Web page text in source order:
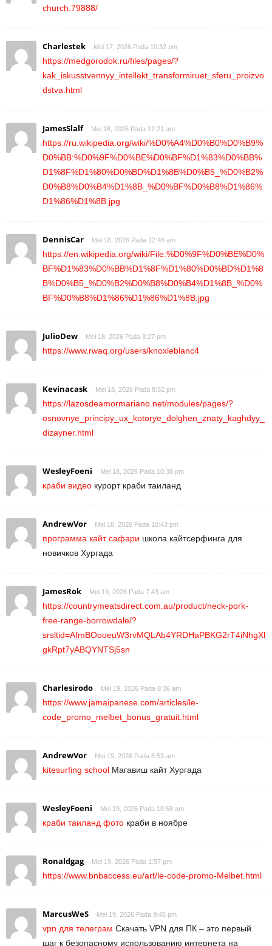
church.79888/
Charlestek Mei 17, 2026 Pada 10:32 pm
https://medgorodok.ru/files/pages/?
kak_iskusstvennyy_intellekt_transformiruet_sferu_proizvo
dstva.html
JamesSlalf Mei 18, 2026 Pada 12:21 am
https://ru.wikipedia.org/wiki/%D0%A4%D0%B0%D0%B9%
D0%BB:%D0%9F%D0%BE%D0%BF%D1%83%D0%BB%
D1%8F%D1%80%D0%BD%D1%8B%D0%B5_%D0%B2%
D0%B8%D0%B4%D1%8B_%D0%BF%D0%B8%D1%86%
D1%86%D1%8B.jpg
DennisCar Mei 18, 2026 Pada 12:46 am
https://en.wikipedia.org/wiki/File:%D0%9F%D0%BE%D0%
BF%D1%83%D0%BB%D1%8F%D1%80%D0%BD%D1%8
B%D0%B5_%D0%B2%D0%B8%D0%B4%D1%8B_%D0%
BF%D0%B8%D1%86%D1%86%D1%8B.jpg
JulioDew Mei 18, 2026 Pada 8:27 pm
https://www.rwaq.org/users/knoxleblanc4
Kevinacask Mei 18, 2026 Pada 8:32 pm
https://lazosdeamormariano.net/modules/pages/?
osnovnye_principy_ux_kotorye_dolghen_znaty_kaghdyy_
dizayner.html
WesleyFoeni Mei 18, 2026 Pada 10:38 pm
краби видео курорт краби таиланд
AndrewVor Mei 18, 2026 Pada 10:43 pm
программа кайт сафари школа кайтсерфинга для
новичков Хургада
JamesRok Mei 19, 2026 Pada 7:43 am
https://countrymeatsdirect.com.au/product/neck-pork-
free-range-borrowdale/?
srsltid=AfmBOooeuW3rvMQLAb4YRDHaPBKG2rT4iNhgXl
gkRpt7yABQYNTSj5sn
Charlesirodo Mei 19, 2026 Pada 8:36 am
https://www.jamaipanese.com/articles/le-
code_promo_melbet_bonus_gratuit.html
AndrewVor Mei 19, 2026 Pada 8:53 am
kitesurfing school Магавиш кайт Хургада
WesleyFoeni Mei 19, 2026 Pada 10:58 am
краби таиланд фото краби в ноябре
Ronaldgag Mei 19, 2026 Pada 1:57 pm
https://www.bnbaccess.eu/art/le-code-promo-Melbet.html
MarcusWeS Mei 19, 2026 Pada 9:45 pm
vpn для телеграм Скачать VPN для ПК – это первый
шаг к безопасному использованию интернета на